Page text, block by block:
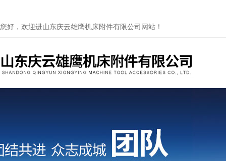
您好，欢迎进山东庆云雄鹰机床附件有限公司网站！